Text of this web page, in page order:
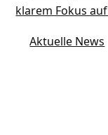
klarem Fokus
Aktuelle News